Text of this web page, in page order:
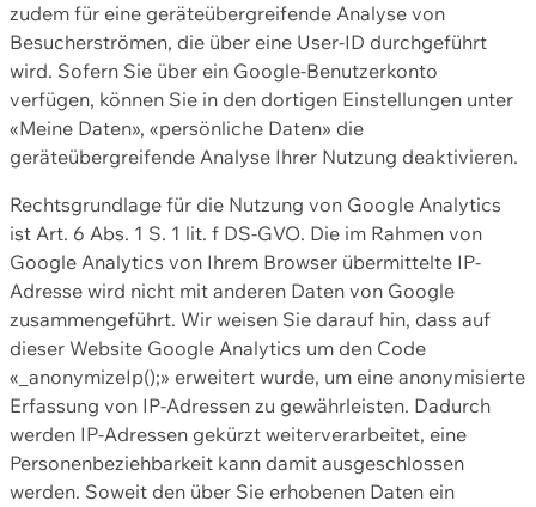
zudem für eine geräteübergreifende Analyse von
Besucherströmen, die über eine User-ID durchgeführt
wird. Sofern Sie über ein Google-Benutzerkonto
verfügen, können Sie in den dortigen Einstellungen unter
«Meine Daten», «persönliche Daten» die
geräteübergreifende Analyse Ihrer Nutzung deaktivieren.
Rechtsgrundlage für die Nutzung von Google Analytics
ist Art. 6 Abs. 1 S. 1 lit. f DS-GVO. Die im Rahmen von
Google Analytics von Ihrem Browser übermittelte IP-
Adresse wird nicht mit anderen Daten von Google
zusammengeführt. Wir weisen Sie darauf hin, dass auf
dieser Website Google Analytics um den Code
«_anonymizeIp();» erweitert wurde, um eine anonymisierte
Erfassung von IP-Adressen zu gewährleisten. Dadurch
werden IP-Adressen gekürzt weiterverarbeitet, eine
Personenbeziehbarkeit kann damit ausgeschlossen
werden. Soweit den über Sie erhobenen Daten ein